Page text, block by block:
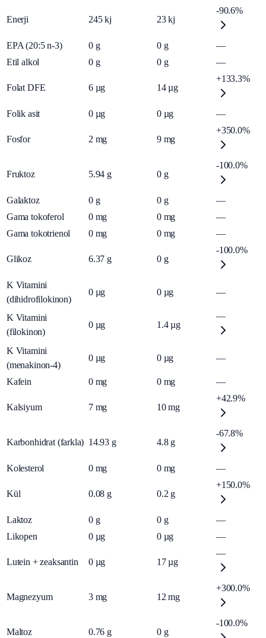
Enerji 245 kj 23 kj
-90.6%
EPA (20:5 n-3) 0 g 0 g
—
Etil alkol
0 g 0 g —
Folat DFE 6 µg 14 µg
+133.3%
Folik asit 0 µg 0 µg —
Fosfor 2 mg 9 mg
+350.0%
Fruktoz 5.94 g 0 g
-100.0%
Galaktoz 0 g 0 g
—
Gama tokoferol
0 mg 0 mg
—
Gama tokotrienol
0 mg 0 mg —
Glikoz 6.37 g 0 g
-100.0%
K Vitamini
(dihidrofilokinon)
0 µg 0 µg —
K Vitamini
(filokinon)
0 µg 1.4 µg
—
K Vitamini
(menakinon-4)
0 µg 0 µg —
Kafein 0 mg 0 mg —
Kalsiyum 7 mg 10 mg
+42.9%
Karbonhidrat (farkla) 14.93 g 4.8 g
-67.8%
Kolesterol 0 mg 0 mg —
Kül 0.08 g 0.2 g
+150.0%
Laktoz 0 g 0 g
—
Likopen
0 µg 0 µg —
Lutein + zeaksantin 0 µg 17 µg
—
Magnezyum 3 mg 12 mg
+300.0%
Maltoz 0.76 g 0 g
-100.0%